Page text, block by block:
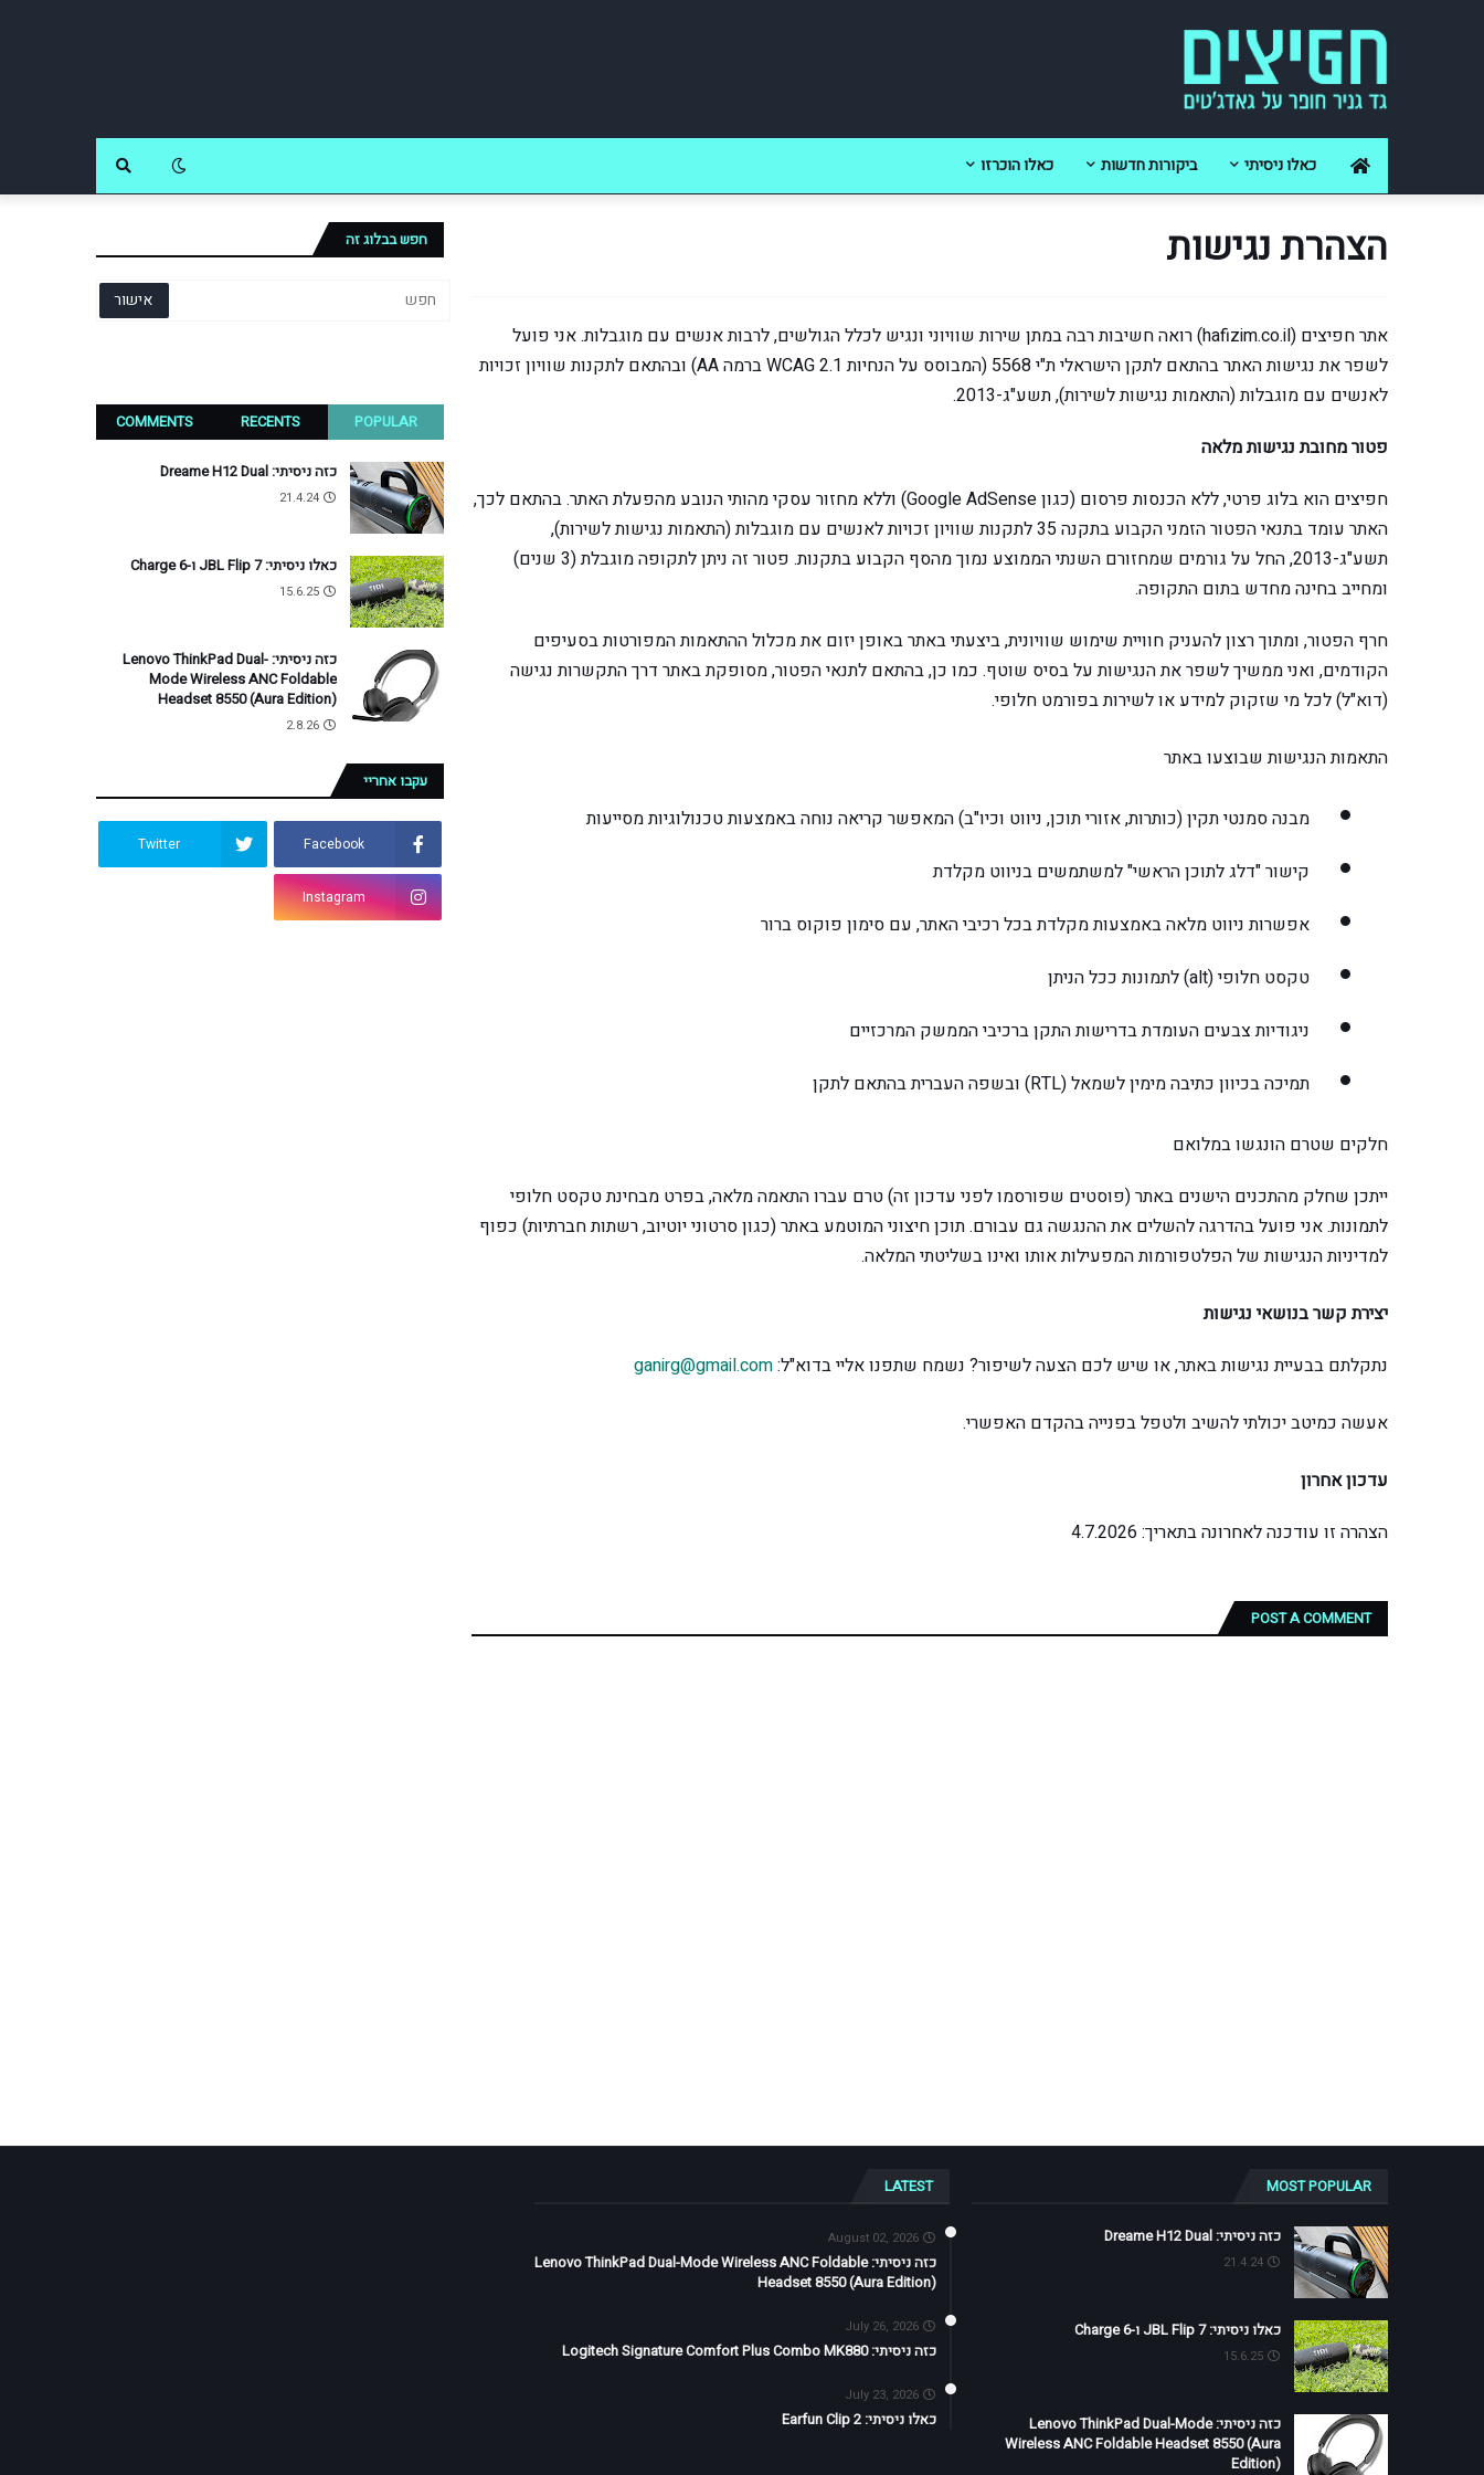
כאלו ניסיתי ביקורות חדשות כאלו הוכרזו
הצהרת נגישות
אתר חפיצים (hafizim.co.il) רואה חשיבות רבה במתן שירות שוויוני ונגיש לכלל הגולשים, לרבות אנשים עם מוגבלות. אני פועל
לשפר את נגישות האתר בהתאם לתקן הישראלי ת"י 5568 (המבוסס על הנחיות WCAG 2.1 ברמה AA) ובהתאם לתקנות שוויון זכויות
לאנשים עם מוגבלות (התאמות נגישות לשירות), תשע"ג-2013.
פטור מחובת נגישות מלאה
חפיצים הוא בלוג פרטי, ללא הכנסות פרסום (כגון Google AdSense) וללא מחזור עסקי מהותי הנובע מהפעלת האתר. בהתאם לכך,
האתר עומד בתנאי הפטור הזמני הקבוע בתקנה 35 לתקנות שוויון זכויות לאנשים עם מוגבלות (התאמות נגישות לשירות),
תשע"ג-2013, החל על גורמים שמחזורם השנתי הממוצע נמוך מהסף הקבוע בתקנות. פטור זה ניתן לתקופה מוגבלת (3 שנים)
ומחייב בחינה מחדש בתום התקופה.
חרף הפטור, ומתוך רצון להעניק חוויית שימוש שוויונית, ביצעתי באתר באופן יזום את מכלול ההתאמות המפורטות בסעיפים
הקודמים, ואני ממשיך לשפר את הנגישות על בסיס שוטף. כמו כן, בהתאם לתנאי הפטור, מסופקת באתר דרך התקשרות נגישה
(דוא"ל) לכל מי שזקוק למידע או לשירות בפורמט חלופי.
התאמות הנגישות שבוצעו באתר
מבנה סמנטי תקין (כותרות, אזורי תוכן, ניווט וכיו"ב) המאפשר קריאה נוחה באמצעות טכנולוגיות מסייעות
קישור "דלג לתוכן הראשי" למשתמשים בניווט מקלדת
אפשרות ניווט מלאה באמצעות מקלדת בכל רכיבי האתר, עם סימון פוקוס ברור
טקסט חלופי (alt) לתמונות ככל הניתן
ניגודיות צבעים העומדת בדרישות התקן ברכיבי הממשק המרכזיים
תמיכה בכיוון כתיבה מימין לשמאל (RTL) ובשפה העברית בהתאם לתקן
חלקים שטרם הונגשו במלואם
ייתכן שחלק מהתכנים הישנים באתר (פוסטים שפורסמו לפני עדכון זה) טרם עברו התאמה מלאה, בפרט מבחינת טקסט חלופי
לתמונות. אני פועל בהדרגה להשלים את ההנגשה גם עבורם. תוכן חיצוני המוטמע באתר (כגון סרטוני יוטיוב, רשתות חברתיות) כפוף
למדיניות הנגישות של הפלטפורמות המפעילות אותו ואינו בשליטתי המלאה.
יצירת קשר בנושאי נגישות
נתקלתם בבעיית נגישות באתר, או שיש לכם הצעה לשיפור? נשמח שתפנו אליי בדוא"ל:ganirg@gmail.com
אעשה כמיטב יכולתי להשיב ולטפל בפנייה בהקדם האפשרי.
עדכון אחרון
הצהרה זו עודכנה לאחרונה בתאריך: 4.7.2026
POST A COMMENT
חפש בבלוג זה
POPULAR
RECENTS
COMMENTS
כזה ניסיתי: Dreame H12 Dual
21.4.24
כאלו ניסיתי: JBL Flip 7 ו-Charge 6
15.6.25
כזה ניסיתי: Lenovo ThinkPad Dual-
Mode Wireless ANC Foldable
Headset 8550 (Aura Edition)
2.8.26
עקבו אחריי
Facebook
Twitter
Instagram
MOST POPULAR
כזה ניסיתי: Dreame H12 Dual
21.4.24
כאלו ניסיתי: JBL Flip 7 ו-Charge 6
15.6.25
כזה ניסיתי: Lenovo ThinkPad Dual-Mode
Wireless ANC Foldable Headset 8550 (Aura
Edition)
LATEST
August 02, 2026
כזה ניסיתי: Lenovo ThinkPad Dual-Mode Wireless ANC Foldable
Headset 8550 (Aura Edition)
July 26, 2026
כזה ניסיתי: Logitech Signature Comfort Plus Combo MK880
July 23, 2026
כאלו ניסיתי: Earfun Clip 2